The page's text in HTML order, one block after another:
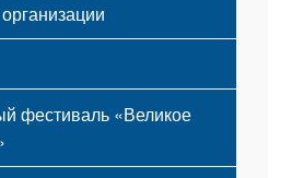
фестиваль «Великое